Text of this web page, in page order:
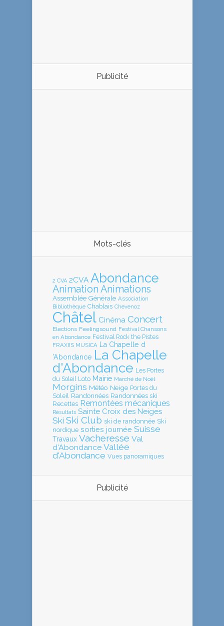
Publicité
Mots-clés
2 CVA 2CVA Abondance
Animation Animations
Assemblée Générale Association
Bibliothèque Chablais Chevenoz
Châtel Cinéma Concert
Elections Feelingsound Festival Chansons
en Abondance Festival Rock the Pistes
FRAXIIS MUSICA
La Chapelle d
'Abondance La Chapelle
d'Abondance Les Portes
du Soleil
Loto Mairie Marché de Noël
Morgins Météo Neige Portes du
Soleil
Randonnées Randonnées ski
Recettes Remontées mécaniques
Résultats Sainte Croix des Neiges
Ski Ski Club ski de randonnée Ski
nordique sorties journée Suisse
Travaux Vacheresse Val
d'Abondance Vallée
d'Abondance Vues panoramiques
Publicité